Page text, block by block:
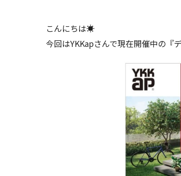
こんにちは☀
今回はYKKapさんで現在開催中の『